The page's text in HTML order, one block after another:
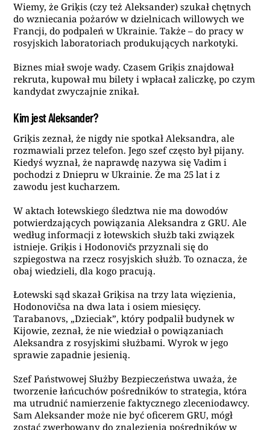
Wiemy, że Griķis (czy też Aleksander) szukał chętnych
do wzniecania pożarów w dzielnicach willowych we
Francji, do podpaleń w Ukrainie. Także – do pracy w
rosyjskich laboratoriach produkujących narkotyki.
Biznes miał swoje wady. Czasem Griķis znajdował
rekruta, kupował mu bilety i wpłacał zaliczkę, po czym
kandydat zwyczajnie znikał.
Kim jest Aleksander?
Griķis zeznał, że nigdy nie spotkał Aleksandra, ale
rozmawiali przez telefon. Jego szef często był pijany.
Kiedyś wyznał, że naprawdę nazywa się Vadim i
pochodzi z Dniepru w Ukrainie. Że ma 25 lat i z
zawodu jest kucharzem.
W aktach łotewskiego śledztwa nie ma dowodów
potwierdzających powiązania Aleksandra z GRU. Ale
według informacji z łotewskich służb taki związek
istnieje. Griķis i Hodonovičs przyznali się do
szpiegostwa na rzecz rosyjskich służb. To oznacza, że
obaj wiedzieli, dla kogo pracują.
Łotewski sąd skazał Griķisa na trzy lata więzienia,
Hodonovičsa na dwa lata i osiem miesięcy.
Tarabanovs, „Dzieciak”, który podpalił budynek w
Kijowie, zeznał, że nie wiedział o powiązaniach
Aleksandra z rosyjskimi służbami. Wyrok w jego
sprawie zapadnie jesienią.
Szef Państwowej Służby Bezpieczeństwa uważa, że
tworzenie łańcuchów pośredników to strategia, która
ma utrudnić namierzenie faktycznego zleceniodawcy.
Sam Aleksander może nie być oficerem GRU, mógł
zostać zwerbowany do znalezienia pośredników w